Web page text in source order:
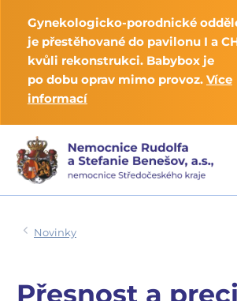
Gynekologicko-porodnické
je přestěhované do pavilonu I a
kvůli rekonstrukci. Babybox je
po dobu oprav mimo provoz. Více
informací
Novinky
Přesnost a